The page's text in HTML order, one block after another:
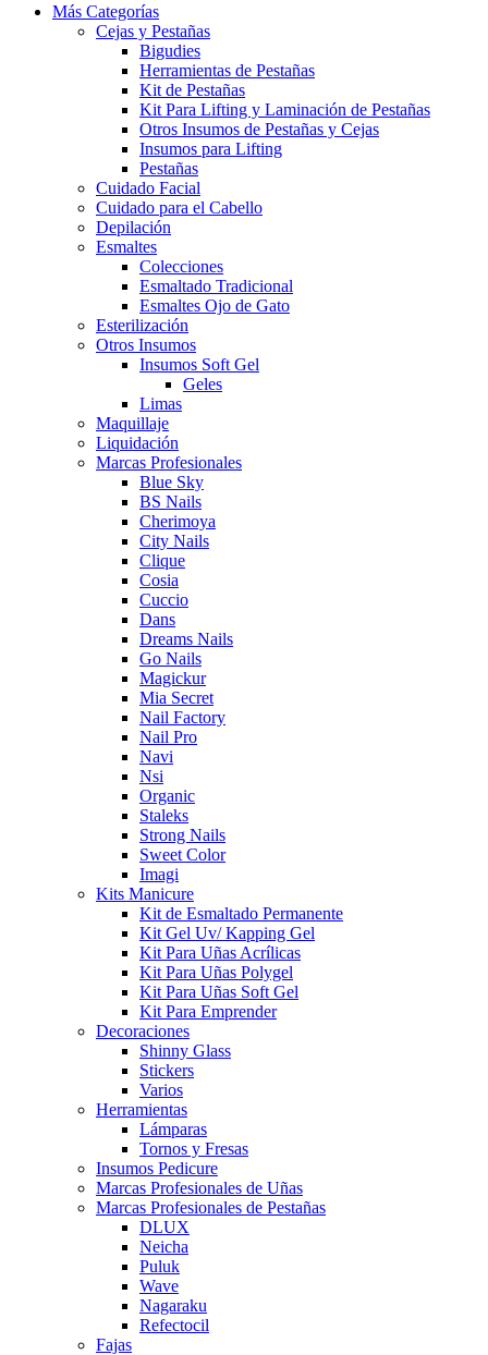
Más Categorías
Cejas y Pestañas
Bigudies
Herramientas de Pestañas
Kit de Pestañas
Kit Para Lifting y Laminación de Pestañas
Otros Insumos de Pestañas y Cejas
Insumos para Lifting
Pestañas
Cuidado Facial
Cuidado para el Cabello
Depilación
Esmaltes
Colecciones
Esmaltado Tradicional
Esmaltes Ojo de Gato
Esterilización
Otros Insumos
Insumos Soft Gel
Geles
Limas
Maquillaje
Liquidación
Marcas Profesionales
Blue Sky
BS Nails
Cherimoya
City Nails
Clique
Cosia
Cuccio
Dans
Dreams Nails
Go Nails
Magickur
Mia Secret
Nail Factory
Nail Pro
Navi
Nsi
Organic
Staleks
Strong Nails
Sweet Color
Imagi
Kits Manicure
Kit de Esmaltado Permanente
Kit Gel Uv/ Kapping Gel
Kit Para Uñas Acrílicas
Kit Para Uñas Polygel
Kit Para Uñas Soft Gel
Kit Para Emprender
Decoraciones
Shinny Glass
Stickers
Varios
Herramientas
Lámparas
Tornos y Fresas
Insumos Pedicure
Marcas Profesionales de Uñas
Marcas Profesionales de Pestañas
DLUX
Neicha
Puluk
Wave
Nagaraku
Refectocil
Fajas